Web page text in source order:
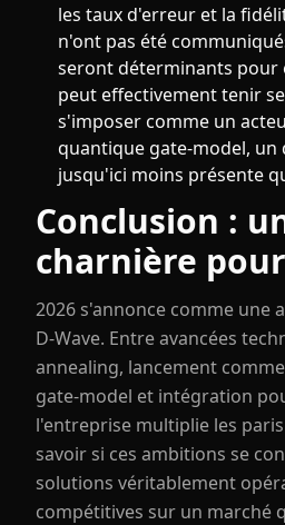
les taux d'erreur et la
n'ont pas été
seront déterminants pour
peut effectivement tenir
s'imposer comme un
quantique gate-model, un
jusqu'ici moins présente
Conclusion :
charnière
2026 s'annonce comme une
D-Wave. Entre avancées
annealing, lancement
gate-model et intégration
l'entreprise multiplie les
savoir si ces ambitions se
solutions véritablement
compétitives sur un marché